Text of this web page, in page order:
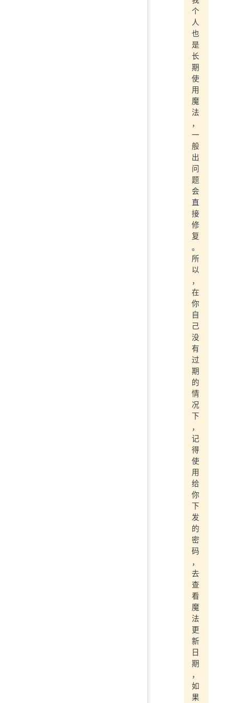
个
人
也
是
长
期
使
用
魔
法
，
一
般
出
问
题
会
直
接
修
复
。
所
以
，
在
你
自
己
没
有
过
期
的
情
况
下
，
记
得
使
用
给
你
下
发
的
密
码
，
去
查
看
魔
法
更
新
日
期
，
如
果